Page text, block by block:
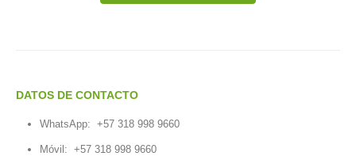
DATOS DE CONTACTO
WhatsApp: +57 318 998 9660
Móvil: +57 318 998 9660